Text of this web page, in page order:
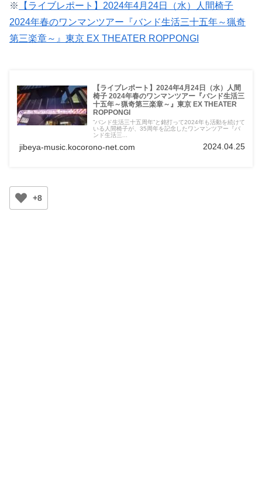
※
【ライブレポート】2024年4月24日（水）人間椅子
2024年春のワンマンツアー『バンド生活三十五年～猟奇
第三楽章～』東京 EX THEATER ROPPONGI
【ライブレポート】2024年4月24日（水）人間
椅子 2024年春のワンマンツアー『バンド生活三
十五年～猟奇第三楽章～』東京 EX THEATER
ROPPONGI
”バンド生活三十五周年”と銘打って2024年も活動を続けて
いる人間椅子が、35周年を記念したワンマンツアー『バ
ンド生活三...
jibeya-music.kocorono-net.com 2024.04.25
+8